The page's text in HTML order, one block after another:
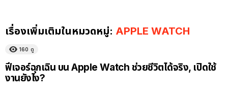
เรื่องเพิ่มเติมในหมวดหมู่: APPLE WATCH
160 ดู
ฟีเจอร์ฉุกเฉิน บน Apple Watch ช่วยชีวิตได้จริง, เปิดใช้
งานยังไง?